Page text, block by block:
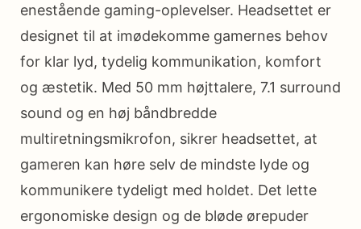
enestående gaming-oplevelser. Headsettet er
designet til at imødekomme gamernes behov
for klar lyd, tydelig kommunikation, komfort
og æstetik. Med 50 mm højttalere, 7.1 surround
sound og en høj båndbredde
multiretningsmikrofon, sikrer headsettet, at
gameren kan høre selv de mindste lyde og
kommunikere tydeligt med holdet. Det lette
ergonomiske design og de bløde ørepuder